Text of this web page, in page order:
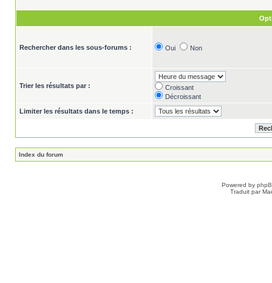
Rechercher dans les sous-forums : Oui Non
Trier les résultats par :
Croissant
Décroissant
Limiter les résultats dans le temps :
Index du forum
Powered by
Traduit par